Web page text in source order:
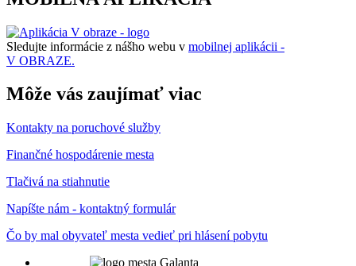
Sledujte informácie z nášho webu v mobilnej aplikácii -
V OBRAZE.
Môže vás zaujímať viac
Kontakty na poruchové služby
Finančné hospodárenie mesta
Tlačivá na stiahnutie
Napíšte nám - kontaktný formulár
Čo by mal obyvateľ mesta vedieť pri hlásení pobytu